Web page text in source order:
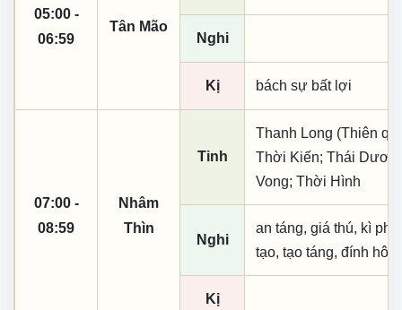
05:00 -
06:59
Tân Mão
Nghi
Kị bách sự bất lợi
07:00 -
08:59
Nhâm
Thìn
Tinh
Thanh Long (Thiên
Thời Kiến; Thái
Vong; Thời Hình
Nghi
an táng, giá thú, kì
tạo, tạo táng, đính hôn
Kị